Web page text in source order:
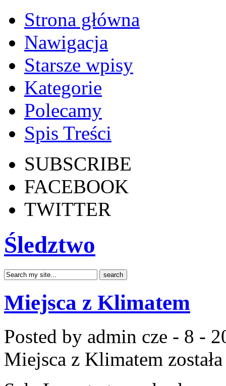
Strona główna
Nawigacja
Starsze wpisy
Kategorie
Polecamy
Spis Treści
SUBSCRIBE
FACEBOOK
TWITTER
Śledztwo
Miejsca z Klimatem
Posted by admin cze - 8 -
Miejsca z Klimatem